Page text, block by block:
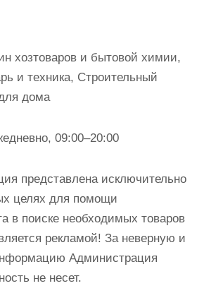
хозтоваров и бытовой химии,
и техника, Строительный
дома
09:00–20:00
представлена исключительно
целях для помощи
в поиске необходимых товаров
рекламой! За неверную и
Администрация
не несет.